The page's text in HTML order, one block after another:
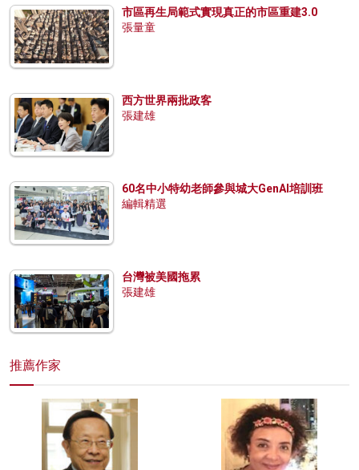
市區再生局範式實現真正的市區重建3.0
張量童
西方世界兩批政客
張建雄
60名中小特幼老師參與城大GenAI培訓班
編輯精選
台灣被美國拖累
張建雄
推薦作家